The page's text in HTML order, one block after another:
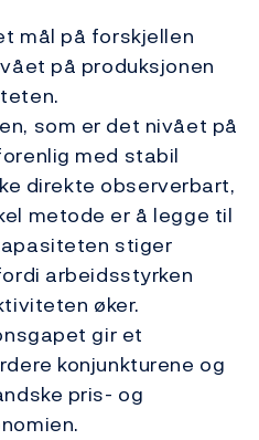
mål på forskjellen
på produksjonen
som er det nivået på
med stabil
direkte observerbart,
metode er å legge til
stiger
arbeidsstyrken
øker.
gir et
konjunkturene og
pris- og